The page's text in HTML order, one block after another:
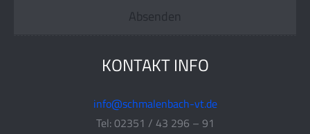
KONTAKT INFO
info@schmalenbach-vt.de
Tel: 02351 / 43 296 – 91